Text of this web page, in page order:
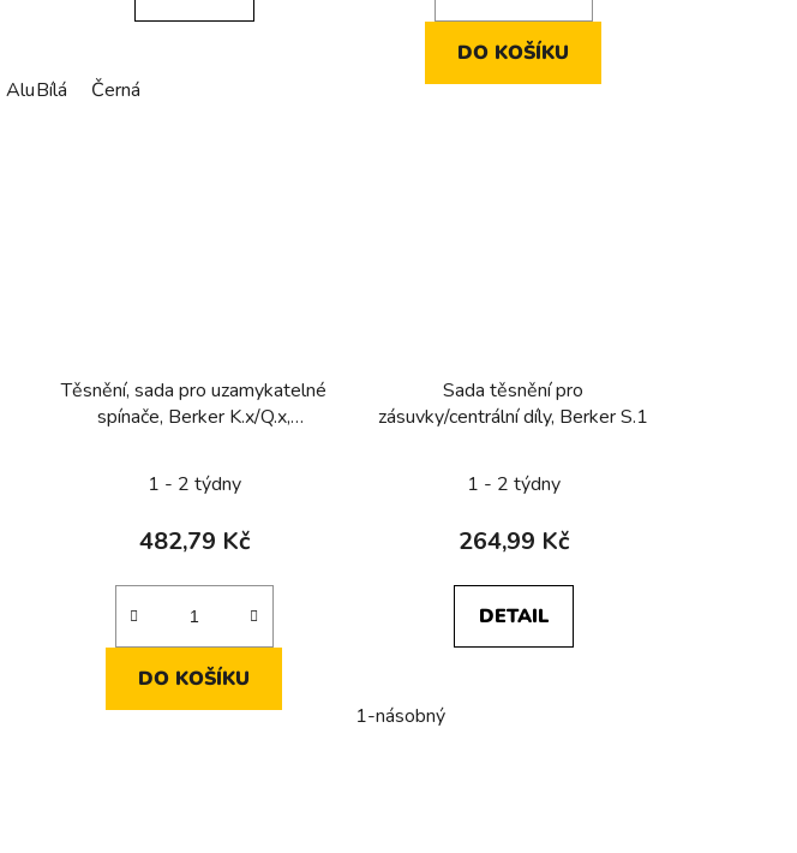
Alu elox
Bílá Černá
DO KOŠÍKU
Těsnění, sada pro uzamykatelné
spínače, Berker K.x/Q.x,
1 - 2 týdny
482,79 Kč
DO KOŠÍKU
Sada těsnění pro
zásuvky/centrální díly, Berker S.1
1 - 2 týdny
264,99 Kč
DETAIL
1-násobný